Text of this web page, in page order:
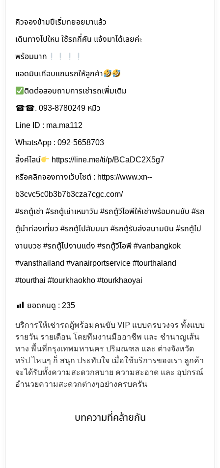
คิวจองข้ามปีเริ่มทยอยมาแล้ว
เดินทางไปใหน ใช้รถกี่คัน แจ้งมาได้เลยค่ะ
พร้อมมาก
แอดมินเกือบแถมรถให้ลูกค้า
ติดต่อสอบถามการเช่ารถเพิ่มเติม
☎☎. 093-8780249 หมิว
Line ID : ma.ma112
WhatsApp : 092-5658703
ลิ้งค์ไลน์
https://line.me/ti/p/BCaDC2X5g7
หรือคลิกจองทางเว็บไซต์ : https://www.xn--
b3cvc5c0b3b7b3cza7cgc.com/
#รถตู้เช่า #รถตู้เช่าเหมาวัน #รถตู้วีไอพีให้เช่าพร้อมคนขับ #รถ
ตู้นำท่องเที่ยว #รถตู้ไปสัมมนา #รถตู้รับส่งสนามบิน #รถตู้ไป
งานบวช #รถตู้ไปงานแต่ง #รถตู้วีไอพี #vanbangkok
#vansthailand #vanairportservice #tourthaland
#tourthai #tourkhaokho #tourkhaoyai
ยอดคนดู : 235
บริการให้เช่ารถตู้พร้อมคนขับ VIP แบบครบวงจร ทั้งแบบ
รายวัน รายเดือน โดยทีมงานมืออาชีพ และ ชำนาญเส้น
ทาง พื้นที่กรุงเทพมหานคร ปริมณฑล และ ต่างจังหวัด
ทริป ไหนๆ ก็ สนุก ประทับใจ เมื่อใช้บริการของเรา ลูกค้า
จะได้รับทั้งความสะดวกสบาย ความสะอาด และ อุปกรณ์
อำนวยความสะดวกต่างๆอย่างครบครัน
บทความที่คล้ายกัน